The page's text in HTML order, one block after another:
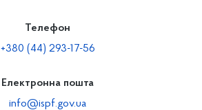
Телефон
+380 (44) 293-17-56
Електронна пошта
info@ispf.gov.ua